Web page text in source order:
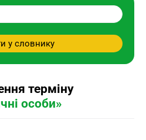
у словнику
терміну
особи»